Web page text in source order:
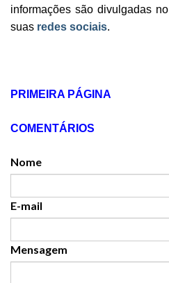
informações são divulgadas no
suas redes sociais.
PRIMEIRA PÁGINA
COMENTÁRIOS
Nome
E-mail
Mensagem